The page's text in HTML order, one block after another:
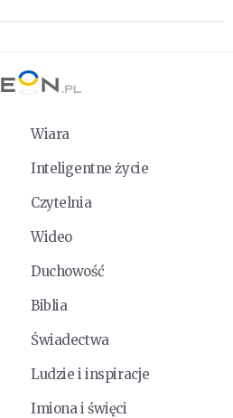
Wiara
Inteligentne życie
Czytelnia
Wideo
Duchowość
Biblia
Świadectwa
Ludzie i inspiracje
Imiona i święci